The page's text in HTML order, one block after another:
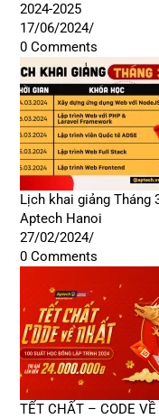
2024-2025
17/06/2024/
0 Comments
Lịch khai giảng Tháng
Aptech Hanoi
27/02/2024/
0 Comments
TẾT CHẤT – CODE